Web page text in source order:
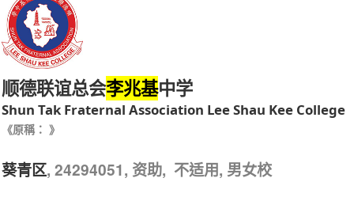
顺德联谊总会李兆基中学
Shun Tak Fraternal Association Lee Shau Kee College
《原稱： 》
葵青区, 24294051, 资助, 不适用, 男女校